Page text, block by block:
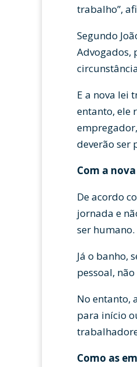
trabalho”,
Segundo
Advogados,
E a nova lei
entanto, ele
deverão ser
Com a
De acordo
jornada e
ser humano.
Já o banho,
pessoal,
No entanto,
para início
Como as